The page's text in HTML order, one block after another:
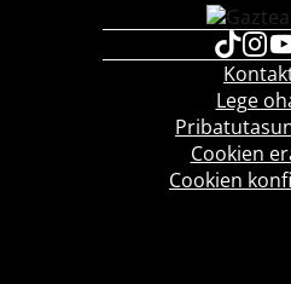
Lege
Cookien
Cookien